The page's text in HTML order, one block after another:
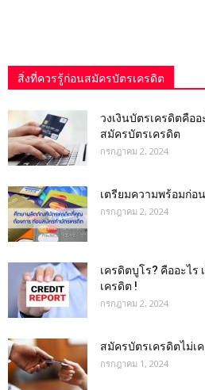
สิ่งที่ควรรู้ก่อนสมัครบัตรเครดิต
วงเงินบัตรเครดิตคือ
สมัครบัตรเครดิต
กรกฎาคม 2, 2024
เตรียมความพร้อมก่อ
กรกฎาคม 2, 2024
เครดิตบูโร? คืออะไร
เครดิต !
กรกฎาคม 2, 2024
สมัครบัตรเครดิตไม่เ
กรกฎาคม 1, 2024